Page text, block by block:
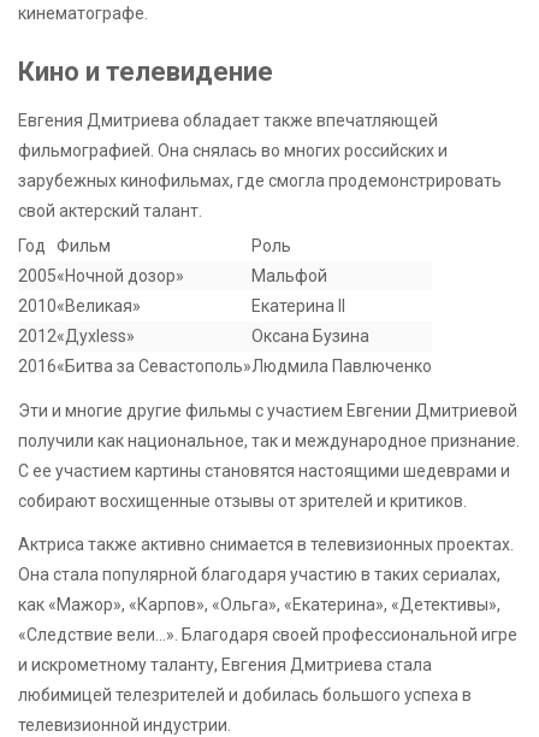
кинематографе.
Кино и телевидение
Евгения Дмитриева обладает также впечатляющей
фильмографией. Она снялась во многих российских и
зарубежных кинофильмах, где смогла продемонстрировать
свой актерский талант.
Год
Фильм
Роль
2005«Ночной дозор»
Мальфой
2010«Великая»
Екатерина II
2012«Духless»
Оксана Бузина
2016«Битва за Севастополь»Людмила Павлюченко
Эти и многие другие фильмы с участием Евгении Дмитриевой
получили как национальное, так и международное признание.
С ее участием картины становятся настоящими шедеврами и
собирают восхищенные отзывы от зрителей и критиков.
Актриса также активно снимается в телевизионных проектах.
Она стала популярной благодаря участию в таких сериалах,
как «Мажор», «Карпов», «Ольга», «Екатерина», «Детективы»,
«Следствие вели…». Благодаря своей профессиональной игре
и искрометному таланту, Евгения Дмитриева стала
любимицей телезрителей и добилась большого успеха в
телевизионной индустрии.